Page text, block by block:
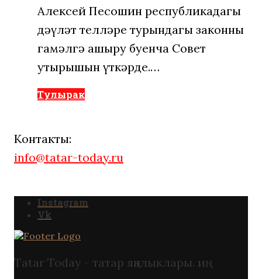
Алексей Песошин республикадагы
дәүләт телләре турындагы законны
гамәлгә ашыру буенча Совет
утырышын үткәрде.…
Тулырак
Контакты:
info@tatar-today.ru
Instagram
Vk
Tatar Today - татар яңалыклары. иң